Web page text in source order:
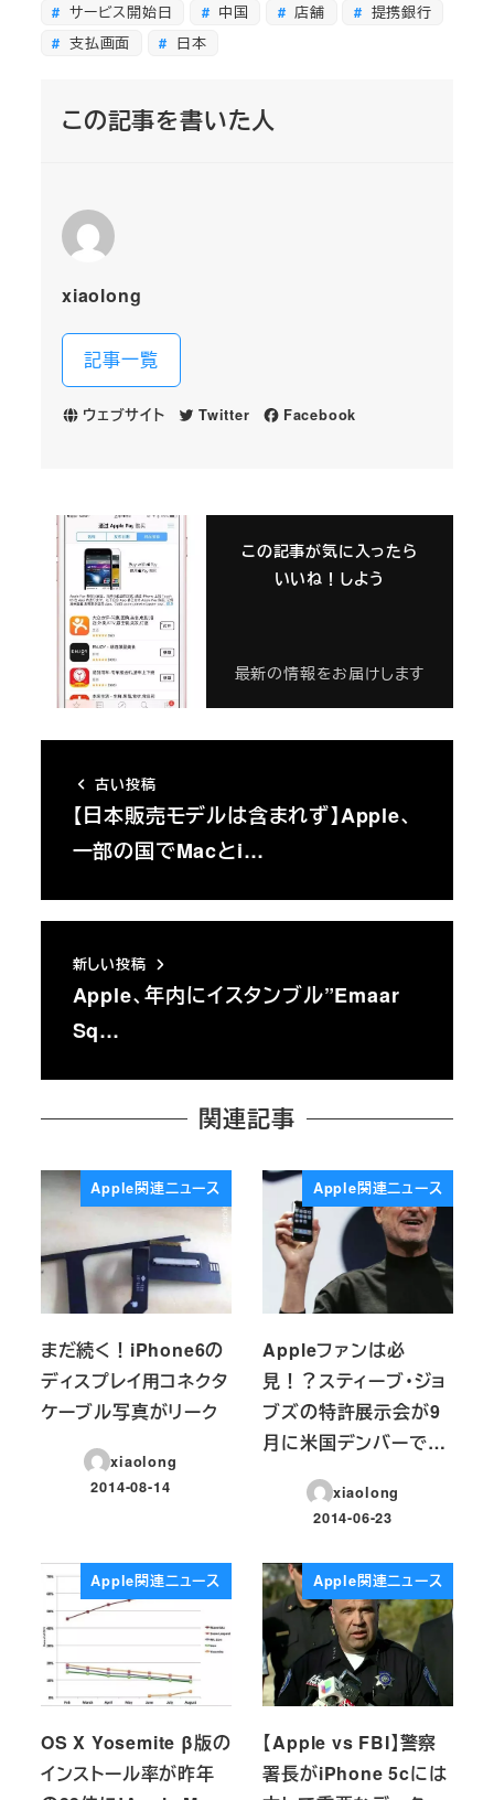
サービス開始日 中国 店舗
提携銀行
支払画面
日本
この記事を書いた人
xiaolong
記事一覧
ウェブサイト Twitter Facebook
この記事が気に入ったら
いいね！しよう
最新の情報をお届けします
古い投稿
【日本販売モデルは含まれず】Apple、
一部の国でMacとi…
新しい投稿
Apple、年内にイスタンブル”Emaar
Sq…
関連記事
Apple関連ニュース
まだ続く！iPhone6の
ディスプレイ用コネクタ
ケーブル写真がリーク
xiaolong
投稿日
2014-08-14
Apple関連ニュース
Appleファンは必
見！？スティーブ・ジョ
ブズの特許展示会が9
月に米国デンバーで…
xiaolong
投稿日
2014-06-23
Apple関連ニュース
OS X Yosemite β版の
インストール率が昨年
Apple関連ニュース
【Apple vs FBI】警察
署長がiPhone 5cには